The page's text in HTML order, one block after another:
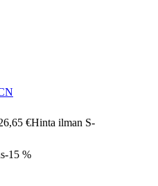
€Hinta ilman S-
-15 %